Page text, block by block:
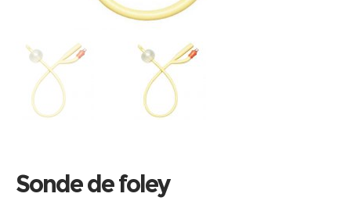
Sonde de foley